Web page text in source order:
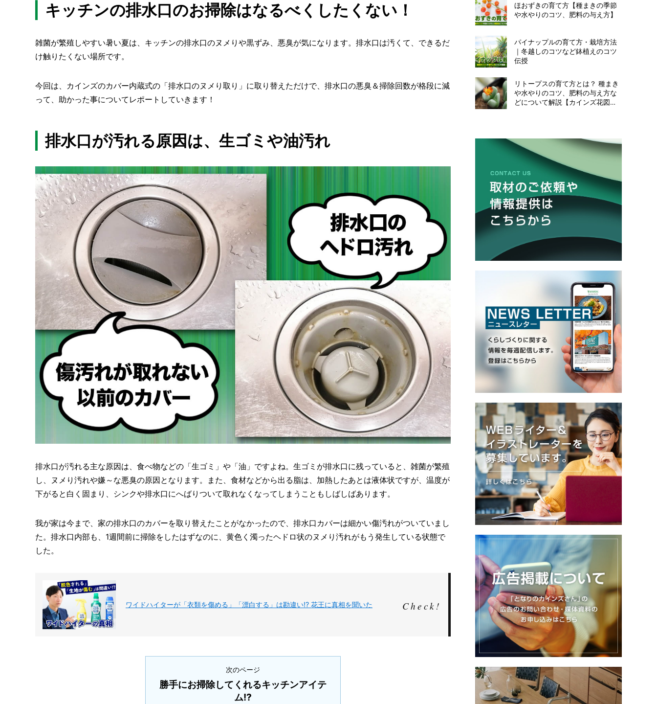
キッチンの排水口のお掃除はなるべくしたくない！
雑菌が繁殖しやすい暑い夏は、キッチンの排水口のヌメりや黒ずみ、悪臭が気になります。排水口は汚くて、できるだ
け触りたくない場所です。
今回は、カインズのカバー内蔵式の「排水口のヌメり取り」に取り替えただけで、排水口の悪臭＆掃除回数が格段に減
って、助かった事についてレポートしていきます！
排水口が汚れる原因は、生ゴミや油汚れ
排水口が汚れる主な原因は、食べ物などの「生ゴミ」や「油」ですよね。生ゴミが排水口に残っていると、雑菌が繁殖
し、ヌメり汚れや嫌～な悪臭の原因となります。また、食材などから出る脂は、加熱したあとは液体状ですが、温度が
下がると白く固まり、シンクや排水口にへばりついて取れなくなってしまうこともしばしばあります。
我が家は今まで、家の排水口のカバーを取り替えたことがなかったので、排水口カバーは細かい傷汚れがついていまし
た。排水口内部も、1週間前に掃除をしたはずなのに、黄色く濁ったヘドロ状のヌメり汚れがもう発生している状態で
した。
ワイドハイターが「衣類を傷める」「漂白する」は勘違い!? 花王に真相を聞いた
次のページ
勝手にお掃除してくれるキッチンアイテ
ム!?
ほおずきの育て方【種まきの季節
や水やりのコツ、肥料の与え方】
パイナップルの育て方・栽培方法
｜冬越しのコツなど鉢植えのコツ
伝授
リトープスの育て方とは？ 種まき
や水やりのコツ、肥料の与え方な
どについて解説【カインズ花図